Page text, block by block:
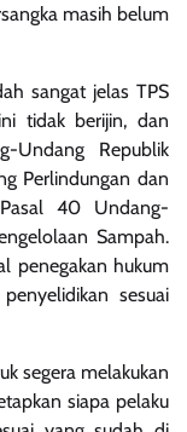
masih belum
sangat jelas TPS
tidak berijin, dan
Undang Republik
Perlindungan dan
40 Undang-
Sampah.
penegakan hukum
sesuai
segera melakukan
siapa pelaku